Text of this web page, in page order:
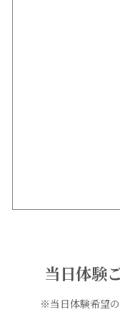
当日体験
※当日体験希望